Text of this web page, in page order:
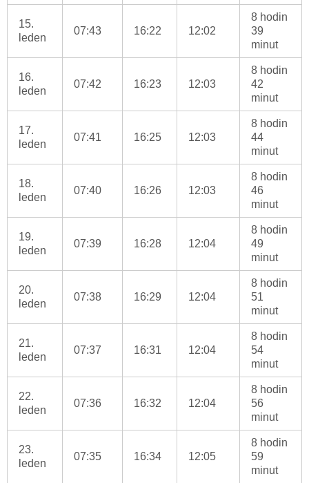
15.
leden
07:43 16:22 12:02
8 hodin
39
minut
16.
leden
07:42 16:23 12:03
8 hodin
42
minut
17.
leden
07:41 16:25 12:03
8 hodin
44
minut
18.
leden
07:40 16:26 12:03
8 hodin
46
minut
19.
leden
07:39 16:28 12:04
8 hodin
49
minut
20.
leden
07:38 16:29 12:04
8 hodin
51
minut
21.
leden
07:37 16:31 12:04
8 hodin
54
minut
22.
leden
07:36 16:32 12:04
8 hodin
56
minut
23.
leden
07:35 16:34 12:05
8 hodin
59
minut